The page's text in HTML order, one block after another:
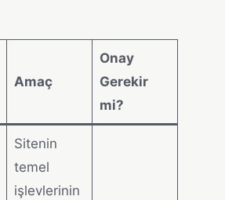
Amaç
Onay
Gerekir
mi?
Sitenin
temel
işlevlerinin